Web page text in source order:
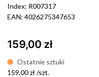
Index: R007317
EAN: 4026275347653
159,00 zł
Ostatnie sztuki
159,00 zł /szt.